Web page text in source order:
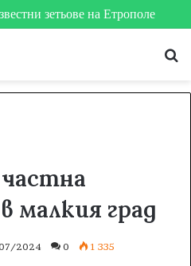
си на футболната карта
малкия град
2024 0 1 335